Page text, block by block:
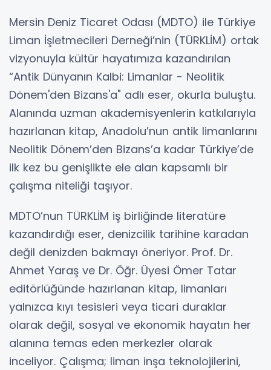
Mersin Deniz Ticaret Odası (MDTO) ile Türkiye
Liman İşletmecileri Derneği’nin (TÜRKLİM) ortak
vizyonuyla kültür hayatımıza kazandırılan
“Antik Dünyanın Kalbi: Limanlar - Neolitik
Dönem'den Bizans'a" adlı eser, okurla buluştu.
Alanında uzman akademisyenlerin katkılarıyla
hazırlanan kitap, Anadolu’nun antik limanlarını
Neolitik Dönem’den Bizans’a kadar Türkiye’de
ilk kez bu genişlikte ele alan kapsamlı bir
çalışma niteliği taşıyor.
MDTO’nun TÜRKLİM iş birliğinde literatüre
kazandırdığı eser, denizcilik tarihine karadan
değil denizden bakmayı öneriyor. Prof. Dr.
Ahmet Yaraş ve Dr. Öğr. Üyesi Ömer Tatar
editörlüğünde hazırlanan kitap, limanları
yalnızca kıyı tesisleri veya ticari duraklar
olarak değil, sosyal ve ekonomik hayatın her
alanına temas eden merkezler olarak
inceliyor. Çalışma; liman inşa teknolojilerini,